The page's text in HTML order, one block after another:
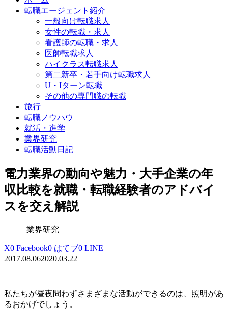
転職エージェント紹介
一般向け転職求人
女性の転職・求人
看護師の転職・求人
医師転職求人
ハイクラス転職求人
第二新卒・若手向け転職求人
U・Iターン転職
その他の専門職の転職
旅行
転職ノウハウ
就活・進学
業界研究
転職活動日記
電力業界の動向や魅力・大手企業の年
収比較を就職・転職経験者のアドバイ
スを交え解説
業界研究
X0 Facebook0 はてブ0 LINE
2017.08.062020.03.22
私たちが昼夜問わずさまざまな活動ができるのは、照明があ
るおかげでしょう。